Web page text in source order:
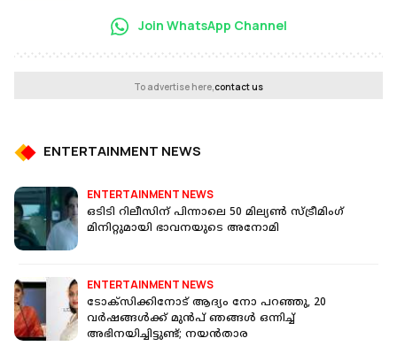
Join WhatsApp Channel
To advertise here,contact us
ENTERTAINMENT NEWS
ENTERTAINMENT NEWS
ഒടിടി റിലീസിന് പിന്നാലെ 50 മില്യൺ സ്ട്രീമിം​ഗ്
മിനിറ്റുമായി ഭാവനയുടെ അനോമി
ENTERTAINMENT NEWS
ടോക്സിക്കിനോട് ആദ്യം നോ പറഞ്ഞു, 20
വർഷങ്ങൾക്ക് മുൻപ് ഞങ്ങൾ ഒന്നിച്ച്
അഭിനയിച്ചിട്ടുണ്ട്; നയൻ‌താര